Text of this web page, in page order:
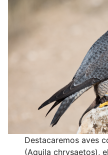
Destacaremos aves
(Aquila chrysaetos),